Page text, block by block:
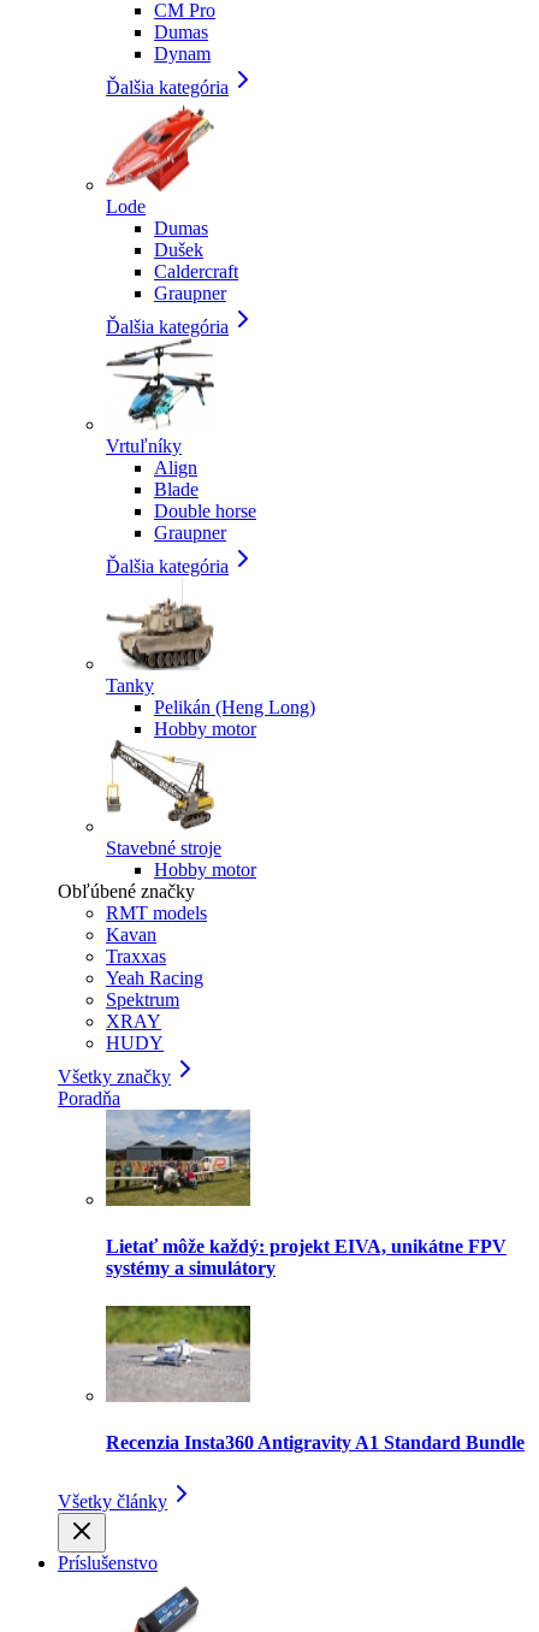
CM Pro
Dumas
Dynam
Ďalšia kategória
Lode
Dumas
Dušek
Caldercraft
Graupner
Ďalšia kategória
Vrtuľníky
Align
Blade
Double horse
Graupner
Ďalšia kategória
Tanky
Pelikán (Heng Long)
Hobby motor
Stavebné stroje
Hobby motor
Obľúbené značky
RMT models
Kavan
Traxxas
Yeah Racing
Spektrum
XRAY
HUDY
Všetky značky
Poradňa
Lietať môže každý: projekt EIVA, unikátne FPV
systémy a simulátory
Recenzia Insta360 Antigravity A1 Standard Bundle
Všetky články
Príslušenstvo